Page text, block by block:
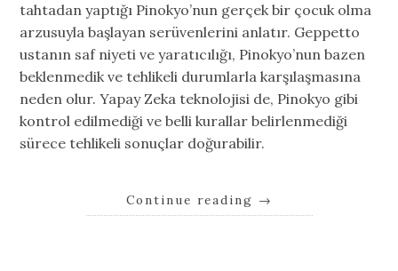
tahtadan yaptığı Pinokyo’nun gerçek bir çocuk olma
arzusuyla başlayan serüvenlerini anlatır. Geppetto
ustanın saf niyeti ve yaratıcılığı, Pinokyo’nun bazen
beklenmedik ve tehlikeli durumlarla karşılaşmasına
neden olur. Yapay Zeka teknolojisi de, Pinokyo gibi
kontrol edilmediği ve belli kurallar belirlenmediği
sürece tehlikeli sonuçlar doğurabilir.
Continue reading →